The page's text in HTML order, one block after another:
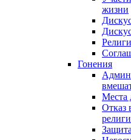
жизни
Гонения
Места
Отказ